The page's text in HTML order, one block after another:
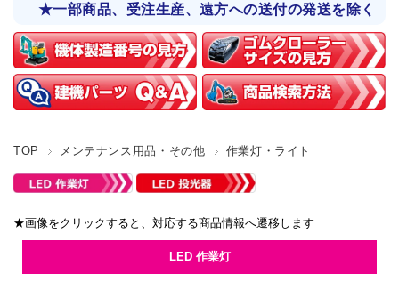
★一部商品、受注生産、遠方への送付の発送を除く
TOP メンテナンス用品・その他 作業灯・ライト
★画像をクリックすると、対応する商品情報へ遷移します
LED 作業灯